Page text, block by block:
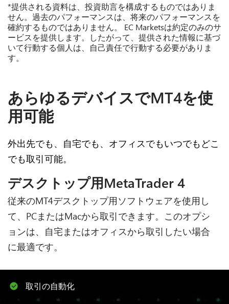
*提供される資料は、投資助言を構成するものではありま
せん。過去のパフォーマンスは、将来のパフォーマンスを
確約するものではありません。 EC Marketsは約定のみのサ
ービスを提供します。したがって、提供された情報に基づ
いて行動する個人は、自己責任で行動する必要がありま
す。
あらゆるデバイスでMT4を使
用可能
外出先でも、自宅でも、オフィスでもいつでもどこ
でも取引可能。
デスクトップ用MetaTrader 4
従来のMT4デスクトップ用ソフトウェアを使用し
て、PCまたはMacから取引できます。このオプシ
ョンは、自宅またはオフィスから取引したい場合
に最適です。
取引の自動化